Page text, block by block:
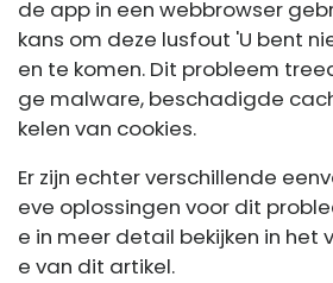
de app in een webbrowser
kans om deze lusfout 'U bent
en te komen. Dit probleem
ge malware, beschadigde
kelen van cookies.
Er zijn echter verschillende
eve oplossingen voor dit
e in meer detail bekijken in
e van dit artikel.